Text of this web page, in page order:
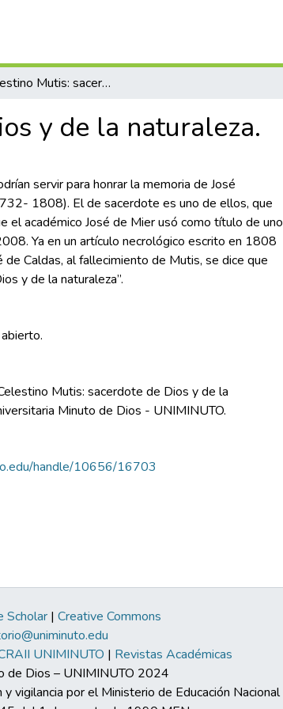
José Celestino Mutis: sacerdote de Dios y de la naturaleza.
y de la naturaleza.
servir para honrar la memoria de José
1808). El de sacerdote es uno de ellos, que
el académico José de Mier usó como título de uno
Ya en un artículo necrológico escrito en 1808
de Caldas, al fallecimiento de Mutis, se dice que
y de la naturaleza”.
Mutis: sacerdote de Dios y de la
Minuto de Dios - UNIMINUTO.
handle/10656/16703
Scholar| Creative Commons
UNIMINUTO | Revistas Académicas
de Dios – UNIMINUTO 2024
vigilancia por el Ministerio de Educación Nacional